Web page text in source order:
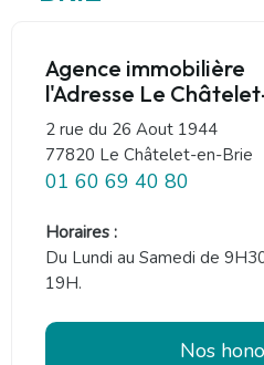
Agence immobilière
l'Adresse Le
2 rue du 26 Aout 1944
77820 Le Châtelet-en-Brie
01 60 69 40 80
Horaires :
Du Lundi au Samedi de
19H.
Nos